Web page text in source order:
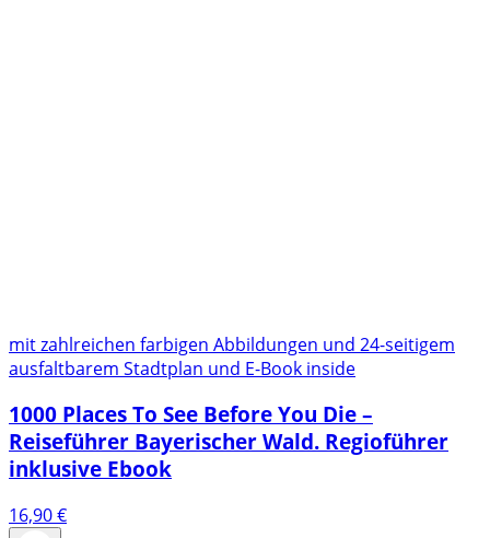
mit zahlreichen farbigen Abbildungen und 24-seitigem
ausfaltbarem Stadtplan und E-Book inside
1000 Places To See Before You Die –
Reiseführer Bayerischer Wald. Regioführer
inklusive Ebook
16,90€